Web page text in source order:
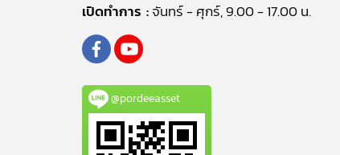
เปิดทำการ :จันทร์ - ศุกร์, 9.00 - 17.00 น.
@pordeeasset